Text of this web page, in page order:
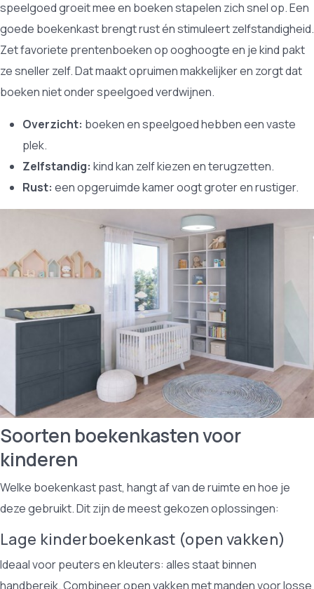
speelgoed groeit mee en boeken stapelen zich snel op. Een
goede boekenkast brengt rust én stimuleert zelfstandigheid.
Zet favoriete prentenboeken op ooghoogte en je kind pakt
ze sneller zelf. Dat maakt opruimen makkelijker en zorgt dat
boeken niet onder speelgoed verdwijnen.
Overzicht: boeken en speelgoed hebben een vaste
plek.
Zelfstandig: kind kan zelf kiezen en terugzetten.
Rust: een opgeruimde kamer oogt groter en rustiger.
Soorten boekenkasten voor
kinderen
Welke boekenkast past, hangt af van de ruimte en hoe je
deze gebruikt. Dit zijn de meest gekozen oplossingen:
Lage kinderboekenkast (open vakken)
Ideaal voor peuters en kleuters: alles staat binnen
handbereik. Combineer open vakken met manden voor losse